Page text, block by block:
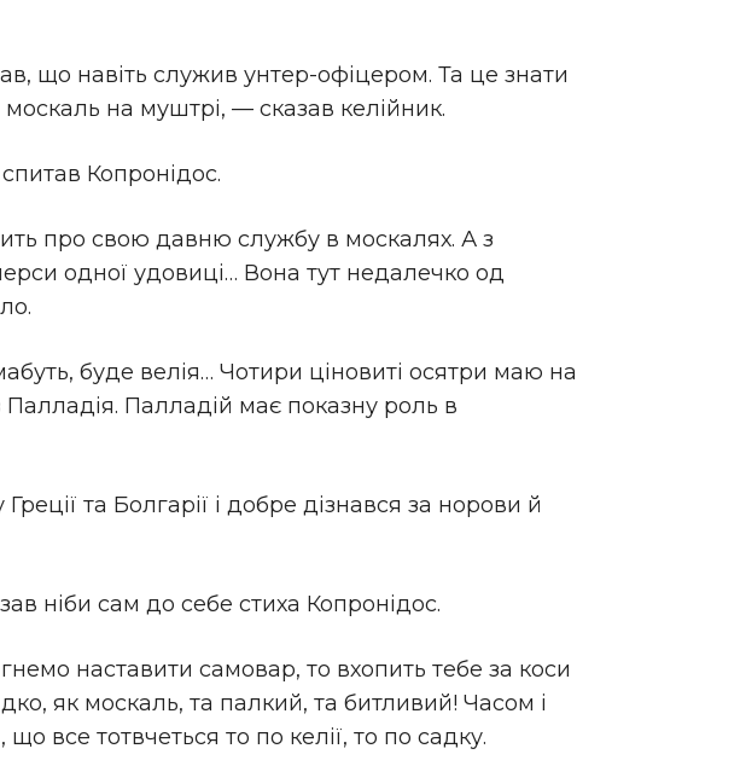
що навіть служив унтер-офіцером. Та це знати
на муштрі, — сказав келійник.
Копронідос.
про свою давню службу в москалях. А з
одної удовиці… Вона тут недалечко од
буде велія… Чотири ціновиті осятри маю на
Палладій має показну роль в
та Болгарії i добре дізнався за норови й
ніби сам до себе стиха Копронідос.
наставити самовар, то вхопить тебе за коси
як москаль, та палкий, та битливий! Часом і
все тотвчеться то по келії, то по садку.